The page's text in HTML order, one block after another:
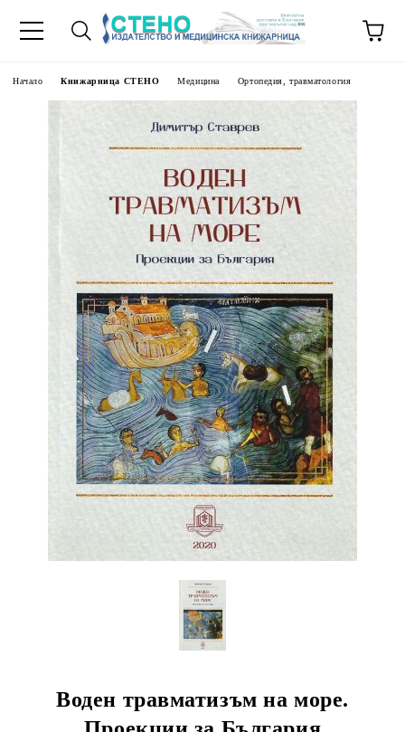
Начало Книжарница СТЕНО Медицина Ортопедия, травматология
Воден травматизъм на море.